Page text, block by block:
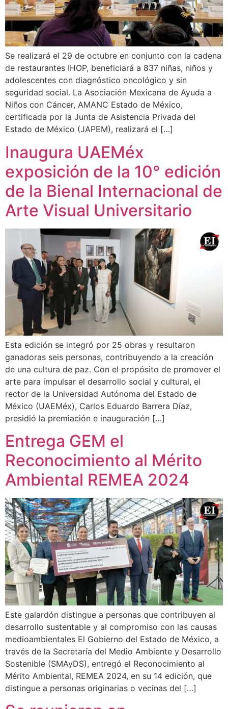
Se realizará el 29 de octubre en conjunto con la cadena
de restaurantes IHOP, beneficiará a 837 niñas, niños y
adolescentes con diagnóstico oncológico y sin
seguridad social. La Asociación Mexicana de Ayuda a
Niños con Cáncer, AMANC Estado de México,
certificada por la Junta de Asistencia Privada del
Estado de México (JAPEM), realizará el […]
Inaugura UAEMéx
exposición de la 10° edición
de la Bienal Internacional de
Arte Visual Universitario
Esta edición se integró por 25 obras y resultaron
ganadoras seis personas, contribuyendo a la creación
de una cultura de paz. Con el propósito de promover el
arte para impulsar el desarrollo social y cultural, el
rector de la Universidad Autónoma del Estado de
México (UAEMéx), Carlos Eduardo Barrera Díaz,
presidió la premiación e inauguración […]
Entrega GEM el
Reconocimiento al Mérito
Ambiental REMEA 2024
Este galardón distingue a personas que contribuyen al
desarrollo sustentable y al compromiso con las causas
medioambientales El Gobierno del Estado de México, a
través de la Secretaría del Medio Ambiente y Desarrollo
Sostenible (SMAyDS), entregó el Reconocimiento al
Mérito Ambiental, REMEA 2024, en su 14 edición, que
distingue a personas originarias o vecinas del […]